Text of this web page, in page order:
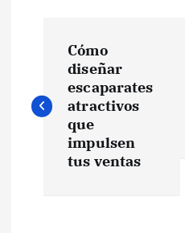
v
Cómo
diseñar
escaparates
atractivos
que
impulsen
tus ventas